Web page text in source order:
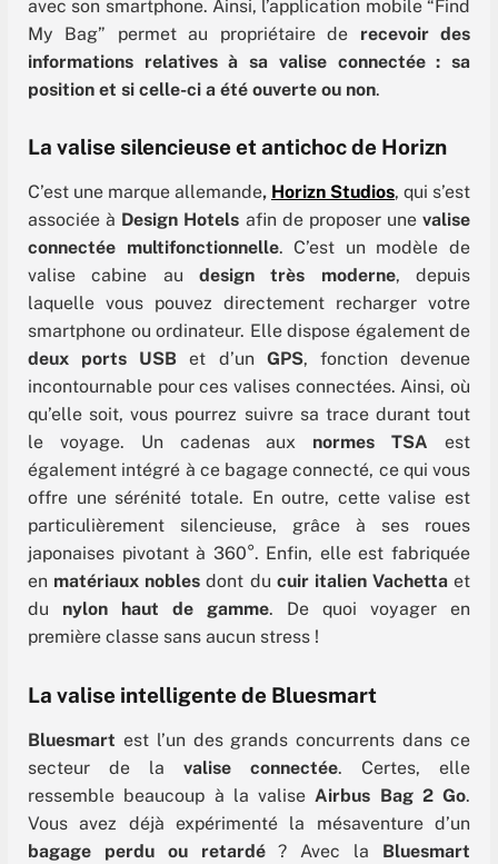
avec son smartphone. Ainsi, l’application mobile “Find
My Bag” permet au propriétaire de recevoir des
informations relatives à sa valise connectée : sa
position et si celle-ci a été ouverte ou non.
La valise silencieuse et antichoc de Horizn
C’est une marque allemande, Horizn Studios, qui s’est
associée à Design Hotels afin de proposer une valise
connectée multifonctionnelle. C’est un modèle de
valise cabine au design très moderne, depuis
laquelle vous pouvez directement recharger votre
smartphone ou ordinateur. Elle dispose également de
deux ports USB et d’un GPS, fonction devenue
incontournable pour ces valises connectées. Ainsi, où
qu’elle soit, vous pourrez suivre sa trace durant tout
le voyage. Un cadenas aux normes TSA est
également intégré à ce bagage connecté, ce qui vous
offre une sérénité totale. En outre, cette valise est
particulièrement silencieuse, grâce à ses roues
japonaises pivotant à 360°. Enfin, elle est fabriquée
en matériaux nobles dont du cuir italien Vachettaet
du nylon haut de gamme. De quoi voyager en
première classe sans aucun stress !
La valise intelligente de Bluesmart
Bluesmart est l’un des grands concurrents dans ce
secteur de la valise connectée. Certes, elle
ressemble beaucoup à la valiseAirbus Bag 2 Go.
Vous avez déjà expérimenté la mésaventure d’un
bagage perdu ou retardé? Avec la Bluesmart